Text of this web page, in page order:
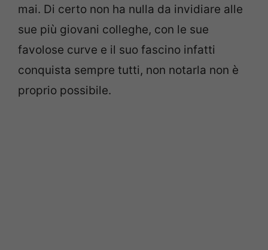
mai. Di certo non ha nulla da invidiare alle
sue più giovani colleghe, con le sue
favolose curve e il suo fascino infatti
conquista sempre tutti, non notarla non è
proprio possibile.